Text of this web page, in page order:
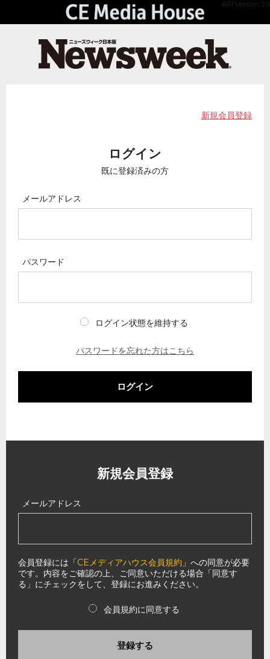
API Version 2.0
新規会員登録
ログイン
既に登録済みの方
メールアドレス
パスワード
ログイン状態を維持する
パスワードを忘れた方はこちら
ログイン
新規会員登録
メールアドレス
会員登録には「CEメディアハウス会員規約 」への同意が必要
です。内容をご確認の上、ご同意いただける場合「同意す
る」にチェックをして、登録にお進みください。
会員規約に同意する
登録する